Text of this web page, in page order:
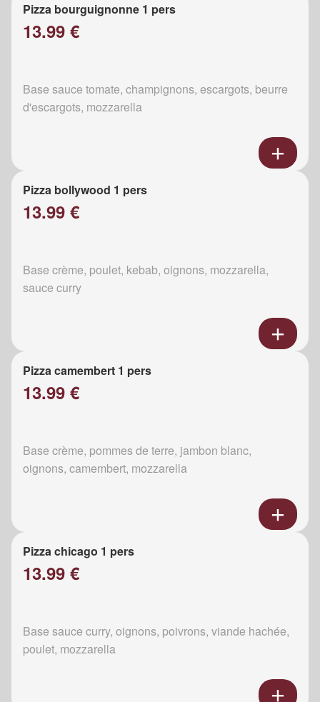
Pizza bourguignonne 1 pers
13.99 €
Base sauce tomate, champignons, escargots, beurre
d'escargots, mozzarella
Pizza bollywood 1 pers
13.99 €
Base crème, poulet, kebab, oignons, mozzarella,
sauce curry
Pizza camembert 1 pers
13.99 €
Base crème, pommes de terre, jambon blanc,
oignons, camembert, mozzarella
Pizza chicago 1 pers
13.99 €
Base sauce curry, oignons, poivrons, viande hachée,
poulet, mozzarella